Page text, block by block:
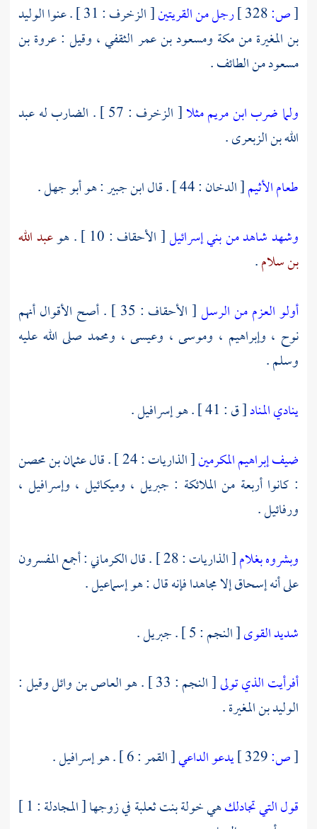
[ص: رجل من القريتين[ الزخرف : 31 ] . عنوا
الوليد
بن المغيرةمنمكة ومسعود بن عمر الثقفي ، وقيل :عروة بن
مسعودمنالطائف.
ولما ضرب ابن مريم مثلا[ الزخرف : 57 ] . الضارب له
عبد
الله بن الزبعرى.
طعام الأثيم[ الدخان : 44 ] . قال ابن جبير: هوأبو جهل.
وشهد شاهد من بني إسرائيل[ الأحقاف : 10 ] . هو
عبد الله
بن سلام.
أولو العزم من الرسل[ الأحقاف : 35 ] . أصح الأقوال أنهم
نوح ، وإبراهيم ، وموسى ، وعيسى ، ومحمد صلى الله عليه
وسلم .
ينادي المناد[ ق : 41 ] . هو إسرافيل.
ضيف إبراهيم المكرمين[ الذاريات : 24 ] . قال
عثمان بن محصن
: كانوا أربعة من الملائكة : جبريل ، وميكائيل ، وإسرافيل ،
ورفائيل.
وبشروه بغلام[ الذاريات : 28 ] . قال الكرماني: أجمع المفسرون
على أنهإسحاقإلامجاهدافإنه قال : هوإسماعيل.
شديد القوى[ النجم : 5 ] . جبريل.
أفرأيت الذي تولى[ النجم : 33 ] . هو العاص بن وائلوقيل :
الوليد بن المغيرة.
[ص: يدعو الداعي[ القمر : 6 ] . هو إسرافيل.
قول التي تجادلكهيخولة بنت ثعلبة
في زوجها [ المجادلة : 1 ]